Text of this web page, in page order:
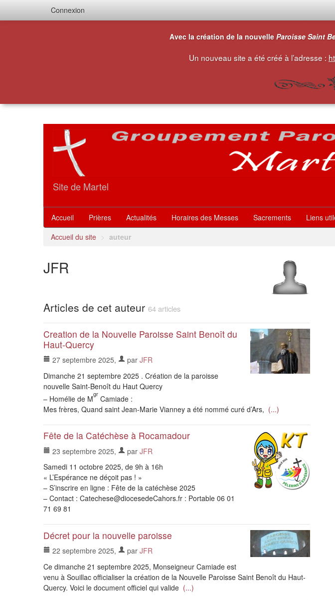
Avec la création de la nouvelle Paroisse Saint
Un nouveau site a été créé à l’adresse :
Site de Martel
Accueil Prières Actualités Horaires des Messes Sacrements
Liens
Accueil du site > auteur
JFR
Articles de cet auteur 64 articles
Creation de la Nouvelle Paroisse Saint Benoît du
Haut-Quercy
27 septembre 2025, par JFR
Dimanche 21 septembre 2025 . Création de la paroisse
nouvelle Saint-Benoît du Haut Quercy
– Homélie de Mgr Camiade :
Mes frères, Quand saint Jean-Marie Vianney a été nommé curé d’Ars, (...)
Fête de la Catéchèse à Rocamadour
23 septembre 2025, par JFR
Samedi 11 octobre 2025, de 9h à 16h
« L’Espérance ne déçoit pas ! »
– S’inscrire en ligne : Fête de la catéchèse 2025
– Contact : Catechese@diocesedeCahors.fr : Portable 06 01
71 69 81
Décret pour la nouvelle paroisse
22 septembre 2025, par JFR
Ce dimanche 21 septembre 2025, Monseigneur Camiade est
venu à Souillac officialiser la création de la Nouvelle Paroisse Saint Benoît du Haut-
Quercy. Voici le document officiel qui valide (...)
Connexion